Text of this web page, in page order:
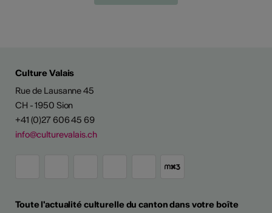
Culture Valais
Rue de Lausanne 45
CH - 1950 Sion
+41 (0)27 606 45 69
info@culturevalais.ch
Toute l'actualité culturelle du canton dans votre boîte